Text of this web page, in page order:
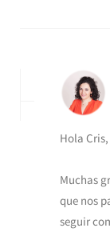
Hola Cris,
Muchas
que nos
seguir